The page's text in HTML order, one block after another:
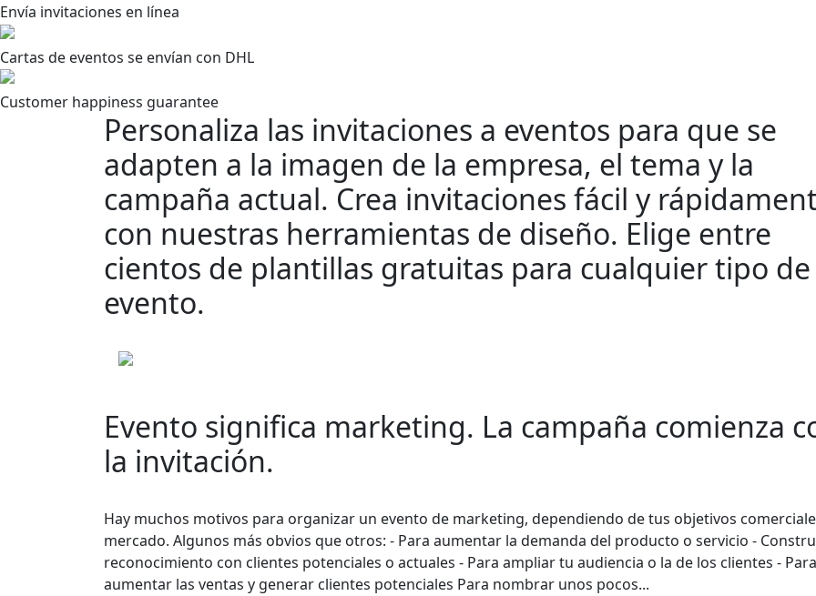
Envía invitaciones en línea
Cartas de eventos se envían con DHL
Customer happiness guarantee
Personaliza las invitaciones a eventos para que se
adapten a la imagen de la empresa, el tema y la
campaña actual. Crea invitaciones fácil y
con nuestras herramientas de diseño. Elige entre
cientos de plantillas gratuitas para cualquier tipo de
evento.
Evento significa marketing. La campaña comienza
la invitación.
Hay muchos motivos para organizar un evento de marketing, dependiendo de tus objetivos
mercado. Algunos más obvios que otros: - Para aumentar la demanda del producto o servicio -
reconocimiento con clientes potenciales o actuales - Para ampliar tu audiencia o la de los clientes - Para
aumentar las ventas y generar clientes potenciales Para nombrar unos pocos...